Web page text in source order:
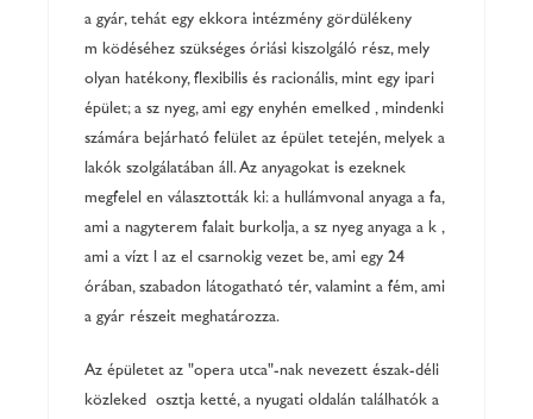
a gyár, tehát egy ekkora intézmény gördülékeny
működéséhez szükséges óriási kiszolgáló rész, mely
olyan hatékony, flexibilis és racionális, mint egy ipari
épület; a szőnyeg, ami egy enyhén emelkedő, mindenki
számára bejárható felület az épület tetején, melyek a
lakók szolgálatában áll. Az anyagokat is ezeknek
megfelelően választották ki: a hullámvonal anyaga a fa,
ami a nagyterem falait burkolja, a szőnyeg anyaga a kő,
ami a víztől az előcsarnokig vezet be, ami egy 24
órában, szabadon látogatható tér, valamint a fém, ami
a gyár részeit meghatározza.
Az épületet az "opera utca"-nak nevezett észak-déli
közlekedő osztja ketté, a nyugati oldalán találhatók a